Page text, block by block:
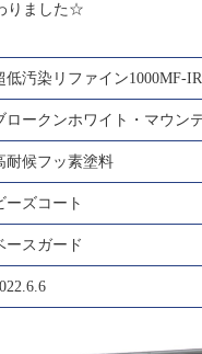
りました☆
低汚染リファイン1000MF-IR
ロークンホワイト・マウン
耐候フッ素塗料
ーズコート
ースガード